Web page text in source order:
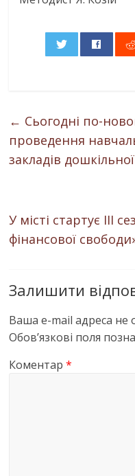
← Сьогодні по-
проведення
закладів
У місті стартує ІІІ
фінансової
Залишити
Ваша e-mail адреса
Обов’язкові поля
Коментар*